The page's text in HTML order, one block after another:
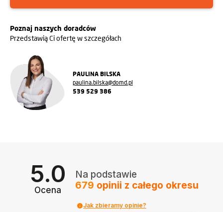
Poznaj naszych doradców
Przedstawią Ci ofertę w szczegółach
PAULINA BILSKA
paulina.bilska@domd.pl
539 529 386
5.0
Ocena
Na podstawie
679 opinii z całego okresu
Jak zbieramy opinie?